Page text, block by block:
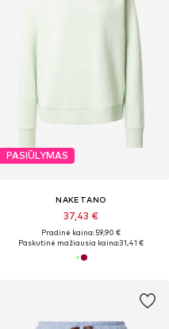
PASIŪLYMAS
NAKETANO
37,43 €
Pradinė kaina: 59,90 €
Paskutinė mažiausia kaina:31,41 €